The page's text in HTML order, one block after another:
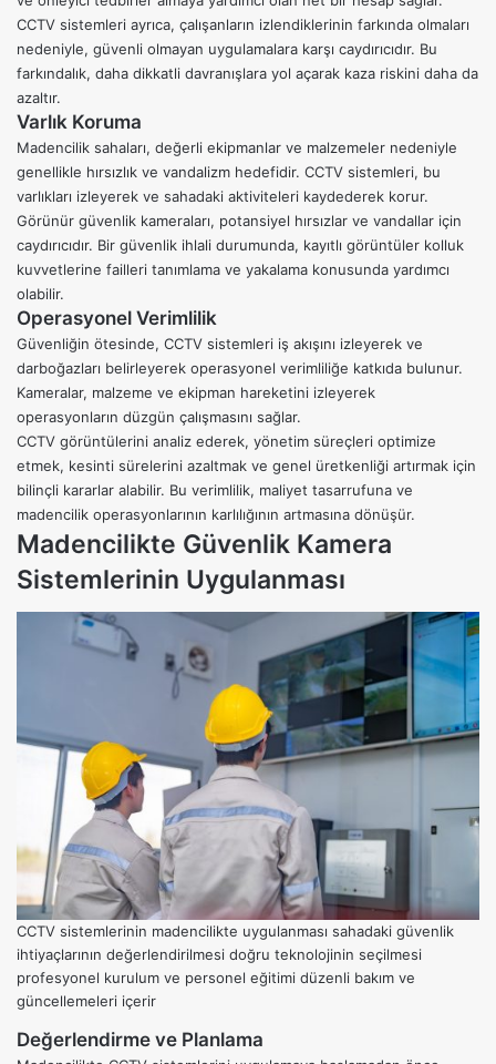
CCTV sistemleri ayrıca, çalışanların izlendiklerinin farkında olmaları
nedeniyle, güvenli olmayan uygulamalara karşı caydırıcıdır. Bu
farkındalık, daha dikkatli davranışlara yol açarak kaza riskini daha da
azaltır.
Varlık Koruma
Madencilik sahaları, değerli ekipmanlar ve malzemeler nedeniyle
genellikle hırsızlık ve vandalizm hedefidir. CCTV sistemleri, bu
varlıkları izleyerek ve sahadaki aktiviteleri kaydederek korur.
Görünür güvenlik kameraları, potansiyel hırsızlar ve vandallar için
caydırıcıdır. Bir güvenlik ihlali durumunda, kayıtlı görüntüler kolluk
kuvvetlerine failleri tanımlama ve yakalama konusunda yardımcı
olabilir.
Operasyonel Verimlilik
Güvenliğin ötesinde, CCTV sistemleri iş akışını izleyerek ve
darboğazları belirleyerek operasyonel verimliliğe katkıda bulunur.
Kameralar, malzeme ve ekipman hareketini izleyerek
operasyonların düzgün çalışmasını sağlar.
CCTV görüntülerini analiz ederek, yönetim süreçleri optimize
etmek, kesinti sürelerini azaltmak ve genel üretkenliği artırmak için
bilinçli kararlar alabilir. Bu verimlilik, maliyet tasarrufuna ve
madencilik operasyonlarının karlılığının artmasına dönüşür.
Madencilikte Güvenlik Kamera
Sistemlerinin Uygulanması
CCTV sistemlerinin madencilikte uygulanması sahadaki güvenlik
ihtiyaçlarının değerlendirilmesi doğru teknolojinin seçilmesi
profesyonel kurulum ve personel eğitimi düzenli bakım ve
güncellemeleri içerir
Değerlendirme ve Planlama